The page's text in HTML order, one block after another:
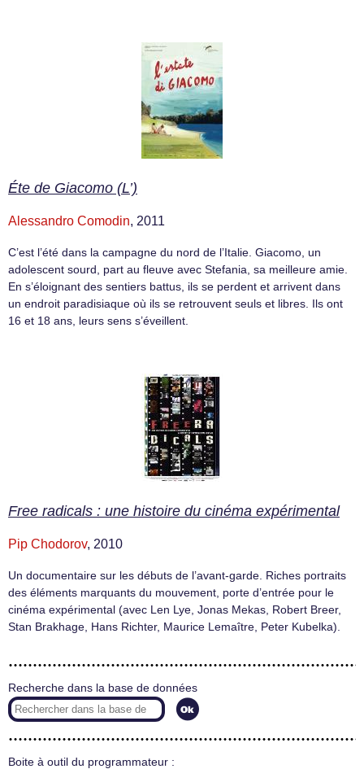
Éte de Giacomo (L’)
Alessandro Comodin, 2011
C’est l’été dans la campagne du nord de l’Italie. Giacomo, un
adolescent sourd, part au fleuve avec Stefania, sa meilleure amie.
En s’éloignant des sentiers battus, ils se perdent et arrivent dans
un endroit paradisiaque où ils se retrouvent seuls et libres. Ils ont
16 et 18 ans, leurs sens s’éveillent.
Free radicals : une histoire du cinéma expérimental
Pip Chodorov, 2010
Un documentaire sur les débuts de l’avant-garde. Riches portraits
des éléments marquants du mouvement, porte d’entrée pour le
cinéma expérimental (avec Len Lye, Jonas Mekas, Robert Breer,
Stan Brakhage, Hans Richter, Maurice Lemaître, Peter Kubelka).
Recherche dans la base de données
Boite à outil du programmateur :